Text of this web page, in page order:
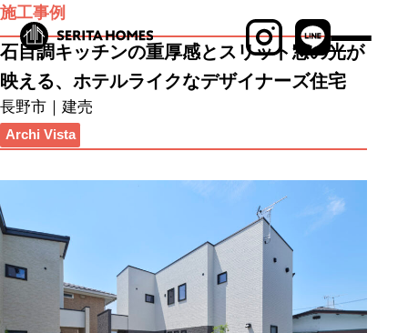
最新物件情報
見学会・イベント
土地建物の売却相談
ブログ
施工事例
石目調キッチンの重厚感とスリット窓の光が
映える、ホテルライクなデザイナーズ住宅
長野市｜建売
Archi Vista